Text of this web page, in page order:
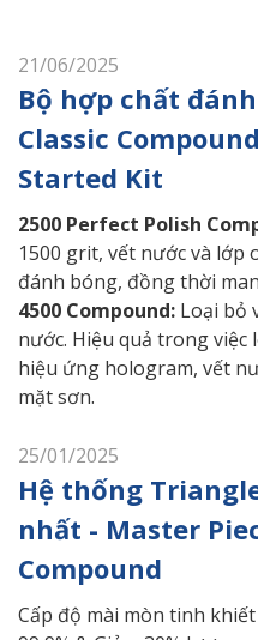
21/06/2025
Bộ hợp chất
Classic
Started Kit
2500 Perfect Polish
1500 grit, vết nước và lớp
đánh bóng, đồng thời
4500 Compound: Loại bỏ
nước. Hiệu quả trong việc
hiệu ứng hologram, vết
mặt sơn.
25/01/2025
Hệ thống
nhất - Master
Compound
Cấp độ mài mòn tinh khiết